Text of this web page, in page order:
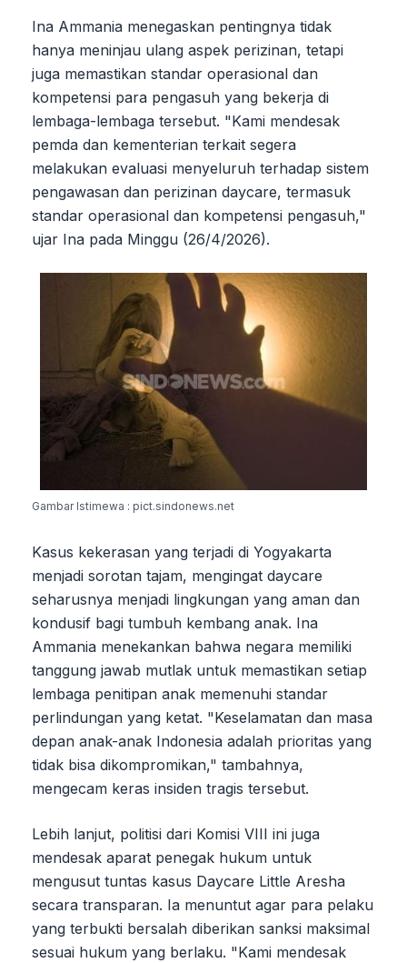
Ina Ammania menegaskan pentingnya tidak
hanya meninjau ulang aspek perizinan, tetapi
juga memastikan standar operasional dan
kompetensi para pengasuh yang bekerja di
lembaga-lembaga tersebut. "Kami mendesak
pemda dan kementerian terkait segera
melakukan evaluasi menyeluruh terhadap sistem
pengawasan dan perizinan daycare, termasuk
standar operasional dan kompetensi pengasuh,"
ujar Ina pada Minggu (26/4/2026).
Gambar Istimewa : pict.sindonews.net
Kasus kekerasan yang terjadi di Yogyakarta
menjadi sorotan tajam, mengingat daycare
seharusnya menjadi lingkungan yang aman dan
kondusif bagi tumbuh kembang anak. Ina
Ammania menekankan bahwa negara memiliki
tanggung jawab mutlak untuk memastikan setiap
lembaga penitipan anak memenuhi standar
perlindungan yang ketat. "Keselamatan dan masa
depan anak-anak Indonesia adalah prioritas yang
tidak bisa dikompromikan," tambahnya,
mengecam keras insiden tragis tersebut.
Lebih lanjut, politisi dari Komisi VIII ini juga
mendesak aparat penegak hukum untuk
mengusut tuntas kasus Daycare Little Aresha
secara transparan. Ia menuntut agar para pelaku
yang terbukti bersalah diberikan sanksi maksimal
sesuai hukum yang berlaku. "Kami mendesak